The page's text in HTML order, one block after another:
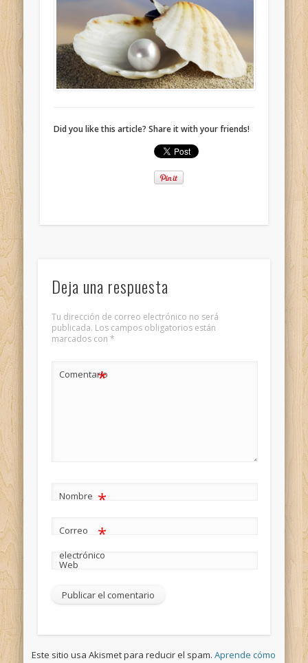
Did you like this article? Share it with your friends!
Deja una respuesta
Tu dirección de correo electrónico no será
publicada. Los campos obligatorios están
marcados con *
Comentario
*
Nombre *
Correo
electrónico
*
Web
Este sitio usa Akismet para reducir el spam.Aprende cómo